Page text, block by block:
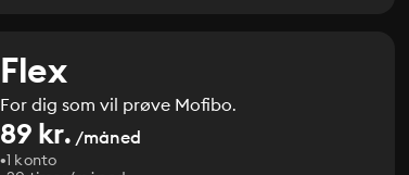
Flex
For dig som vil prøve Mofibo.
89 kr. /måned
1 konto